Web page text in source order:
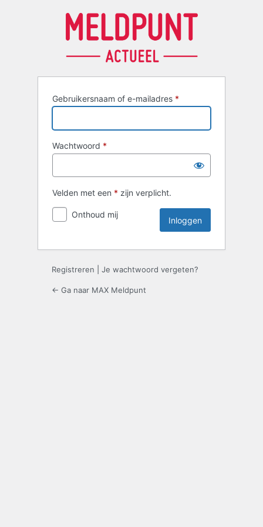
Gebruikersnaam of e-mailadres *
Wachtwoord *
Velden met een * zijn verplicht.
Onthoud mij
Registreren Je wachtwoord vergeten?
← Ga naar MAX Meldpunt